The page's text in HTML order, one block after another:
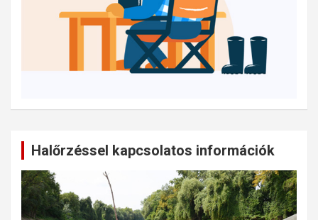
Halőrzéssel kapcsolatos információk